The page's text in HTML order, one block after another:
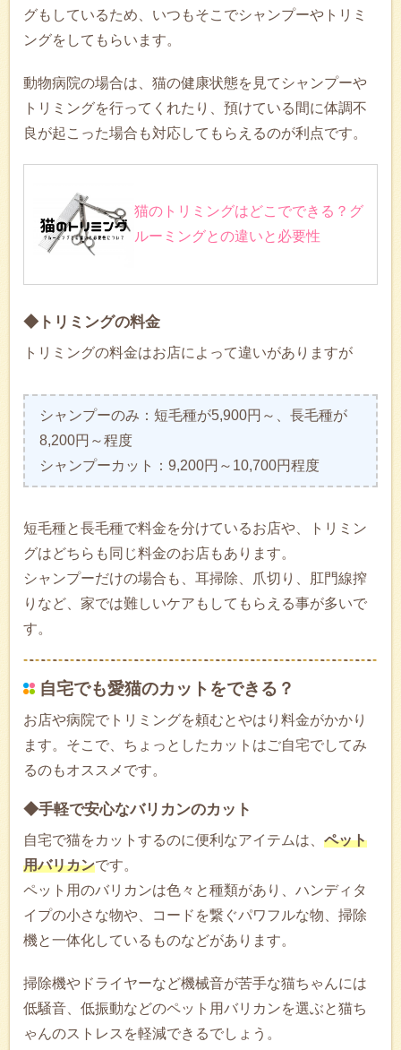
グもしているため、いつもそこでシャンプーやトリミ
ングをしてもらいます。
動物病院の場合は、猫の健康状態を見てシャンプーや
トリミングを行ってくれたり、預けている間に体調不
良が起こった場合も対応してもらえるのが利点です。
猫のトリミングはどこでできる？グ
ルーミングとの違いと必要性
◆トリミングの料金
トリミングの料金はお店によって違いがありますが
シャンプーのみ：短毛種が5,900円～、長毛種が
8,200円～程度
シャンプーカット：9,200円～10,700円程度
短毛種と長毛種で料金を分けているお店や、トリミン
グはどちらも同じ料金のお店もあります。
シャンプーだけの場合も、耳掃除、爪切り、肛門線搾
りなど、家では難しいケアもしてもらえる事が多いで
す。
自宅でも愛猫のカットをできる？
お店や病院でトリミングを頼むとやはり料金がかかり
ます。そこで、ちょっとしたカットはご自宅でしてみ
るのもオススメです。
◆手軽で安心なバリカンのカット
自宅で猫をカットするのに便利なアイテムは、 ペット
用バリカンです。
ペット用のバリカンは色々と種類があり、ハンディタ
イプの小さな物や、コードを繋ぐパワフルな物、掃除
機と一体化しているものなどがあります。
掃除機やドライヤーなど機械音が苦手な猫ちゃんには
低騒音、低振動などのペット用バリカンを選ぶと猫ち
ゃんのストレスを軽減できるでしょう。